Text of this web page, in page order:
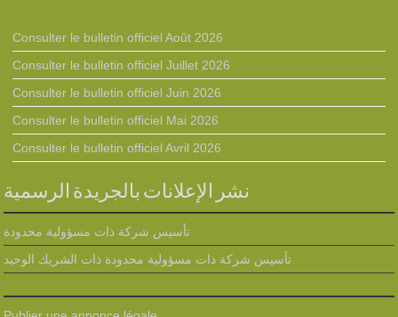
Consulter le bulletin officiel Août 2026
Consulter le bulletin officiel Juillet 2026
Consulter le bulletin officiel Juin 2026
Consulter le bulletin officiel Mai 2026
Consulter le bulletin officiel Avril 2026
نشر الإعلانات بالجريدة الرسمية
تأسيس شركة ذات مسؤولية محدودة
تأسيس شركة ذات مسؤولية محدودة ذات الشريك الوحيد